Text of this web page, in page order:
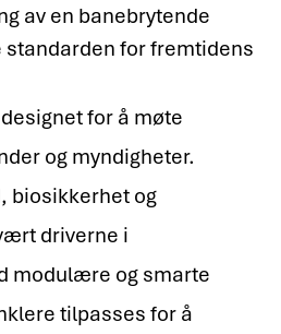
av en banebrytende
for fremtidens
for å møte
og myndigheter.
biosikkerhet og
driverne i
modulære og smarte
tilpasses for å